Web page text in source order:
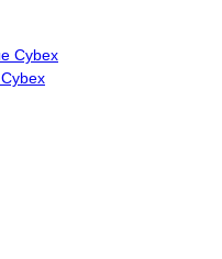
Cybex